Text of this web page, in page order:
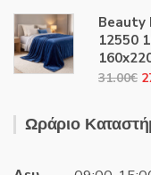
Beauty
12550
31.00€
Ωράριο